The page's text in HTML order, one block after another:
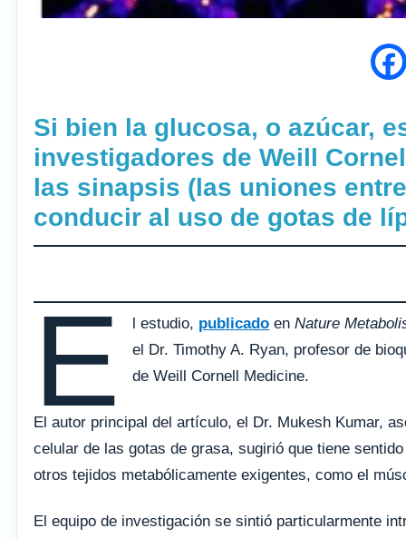
Si bien la glucosa, o azúcar,
investigadores de Weill
las sinapsis (las uniones
conducir al uso de gotas de
E l estudio, publicado enNature
el Dr. Timothy A. Ryan, profesor de
de Weill Cornell Medicine.
El autor principal del artículo, el Dr. Mukesh Kumar,
celular de las gotas de grasa, sugirió que tiene
otros tejidos metabólicamente exigentes, como el
El equipo de investigación se sintió particularmente